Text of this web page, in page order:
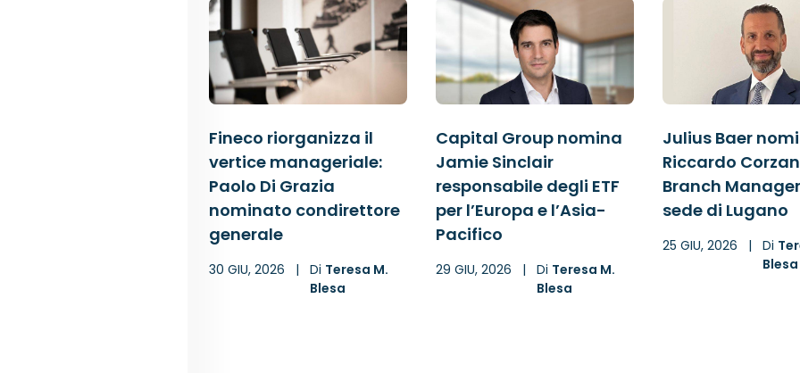
Fineco riorganizza il
vertice manageriale:
Paolo Di Grazia
nominato condirettore
generale
30 GIU, 2026 | Di Teresa M.
Blesa
Capital Group nomina
Jamie Sinclair
responsabile degli ETF
per l’Europa e l’Asia-
Pacifico
29 GIU, 2026 | Di Teresa M.
Blesa
Julius Baer
Riccardo
Branch
sede di Lugano
25 GIU, 2026 | Di
Blesa